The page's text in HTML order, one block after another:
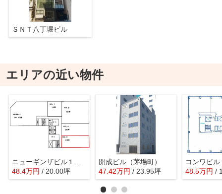
ＳＮＴ八丁堀ビル
エリアの近い物件
48.4万円 / 20.00坪
開成ビル（茅場町）
47.42万円 / 23.95坪
コンワビル
48.5万円 /